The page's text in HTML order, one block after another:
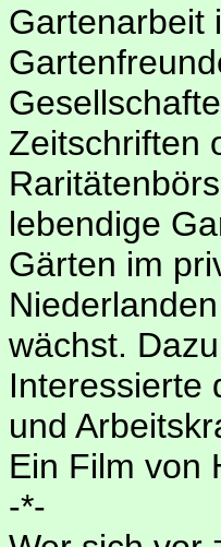
Gartenarbeit
Zeitschriften
lebendige
Gärten im
wächst.
Interessierte
und
Ein Film von
-*-